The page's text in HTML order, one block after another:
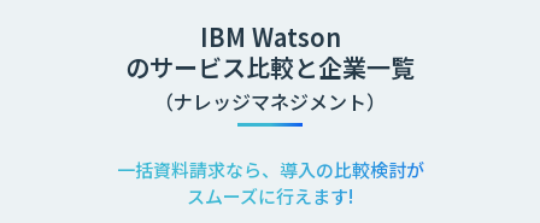
IBM Watson
のサービス比較と企業一覧
（ナレッジマネジメント）
一括資料請求なら、導入の比較検討が
スムーズに行えます!